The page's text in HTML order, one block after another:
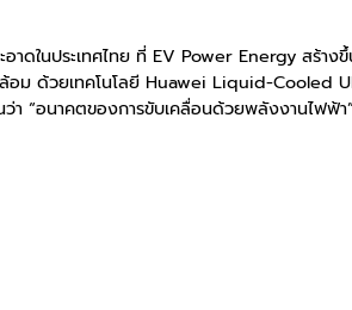
นประเทศไทย ที่ EV Power Energy สร้างขึ้
ม ด้วยเทคโนโลยี Huawei Liquid-Cooled
“อนาคตของการขับเคลื่อนด้วยพลังงานไฟฟ้